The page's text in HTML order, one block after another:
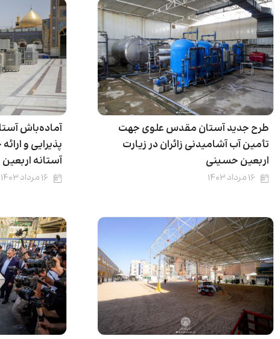
طرح جدید آستان مقدس علوی جهت
تأمین آب آشامیدنی زائران در زیارت
اربعین حسینی
۱۶ مرداد ۱۴۰۳
آماده‌باش
پذیرایی و
آستانه اربعین
۱۶ مرداد ۱۴۰۳